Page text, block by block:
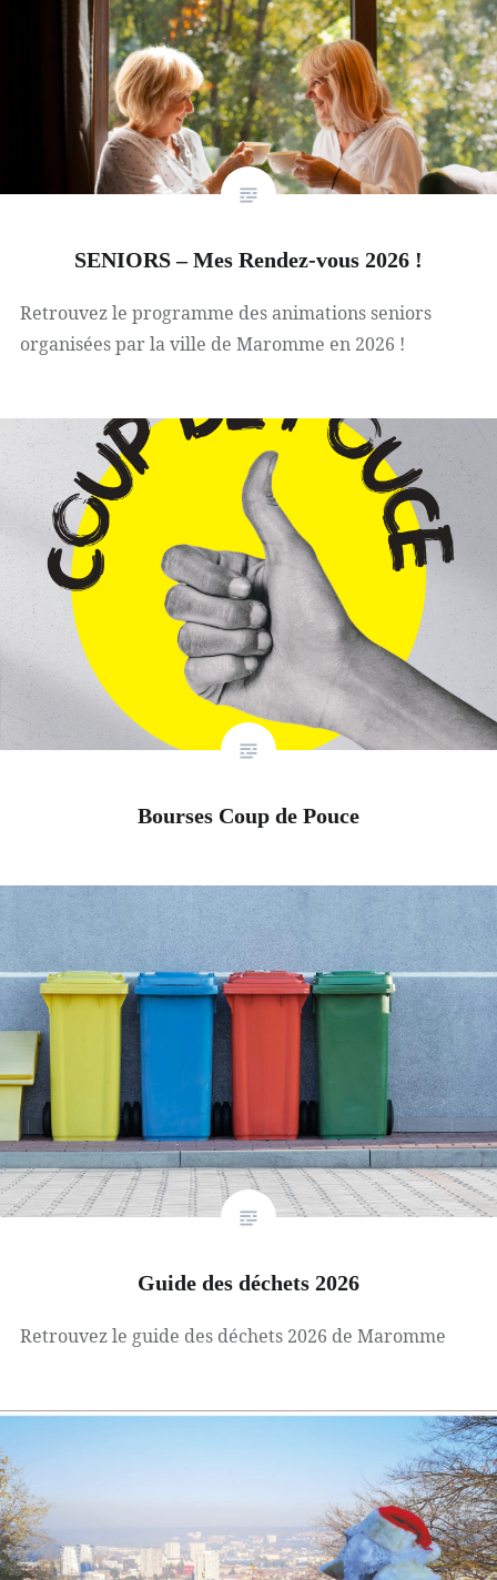
SENIORS – Mes Rendez-vous 2026 !
Retrouvez le programme des animations seniors
organisées par la ville de Maromme en 2026 !
Bourses Coup de Pouce
Guide des déchets 2026
Retrouvez le guide des déchets 2026 de Maromme